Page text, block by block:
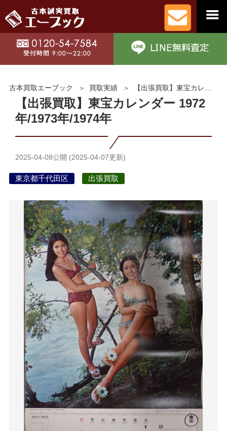
古本買取エーブック 買取実績 【出張買取】東宝カレンダー 1972年/1973年/1974年
【出張買取】東宝カレンダー 1972
年/1973年/1974年
2025-04-08公開 (2025-04-07更新)
東京都千代田区 出張買取